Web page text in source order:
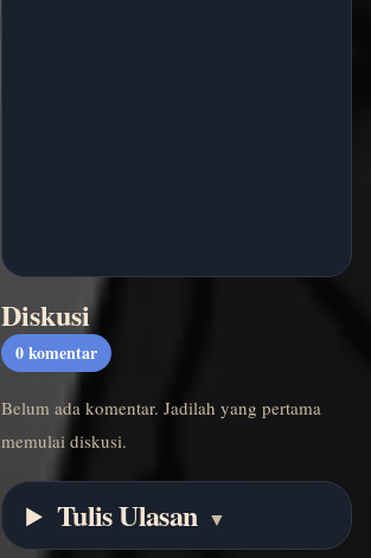
Diskusi
0 komentar
Belum ada komentar. Jadilah yang pertama
memulai diskusi.
Tulis Ulasan ▼